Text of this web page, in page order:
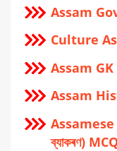
Assam
Culture
Assam GK
Assam
Assamese
ব্যাকৰণ)